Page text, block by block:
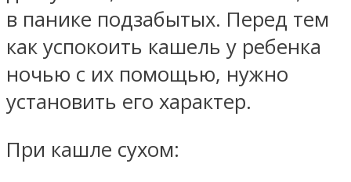
в панике подзабытых. Перед тем
как успокоить кашель у ребенка
ночью с их помощью, нужно
установить его характер.
При кашле сухом: